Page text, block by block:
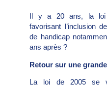
Il y a 20 ans, la loi
favorisant l’inclusion
de handicap
ans après ?
Retour sur une
La loi de 2005 se